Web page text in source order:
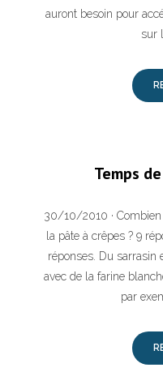
auront besoin pour
sur
Temps
30/10/2010 ·
la pâte à crêpes ? 9
réponses. Du sarrasin
avec de la farine
par